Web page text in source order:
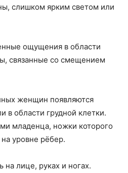
слишком ярким светом или
ощущения в области
связанные со смещением
женщин появляются
в области грудной клетки.
младенца, ножки которого
уровне рёбер.
на лице, руках и ногах.